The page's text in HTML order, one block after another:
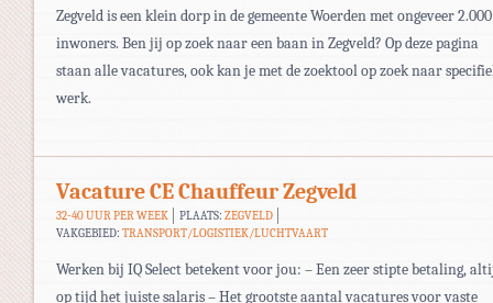
Zegveld is een klein dorp in de gemeente Woerden met ongeveer 2.000
inwoners. Ben jij op zoek naar een baan in Zegveld? Op deze pagina
staan alle vacatures, ook kan je met de zoektool op zoek naar
werk.
Vacature CE Chauffeur Zegveld
32-40 UUR PER WEEK PLAATS: ZEGVELD
VAKGEBIED: TRANSPORT/LOGISTIEK/LUCHTVAART
Werken bij IQ Select betekent voor jou: – Een zeer stipte betaling,
op tijd het juiste salaris – Het grootste aantal vacatures voor vaste